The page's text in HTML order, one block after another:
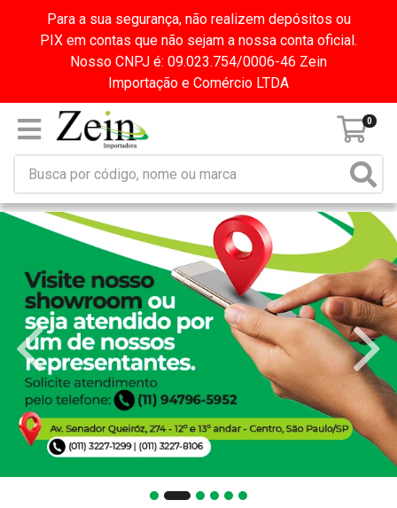
Para a sua segurança, não realizem depósitos ou
PIX em contas que não sejam a nossa conta oficial.
Nosso CNPJ é: 09.023.754/0006-46 Zein
Importação e Comércio LTDA
0